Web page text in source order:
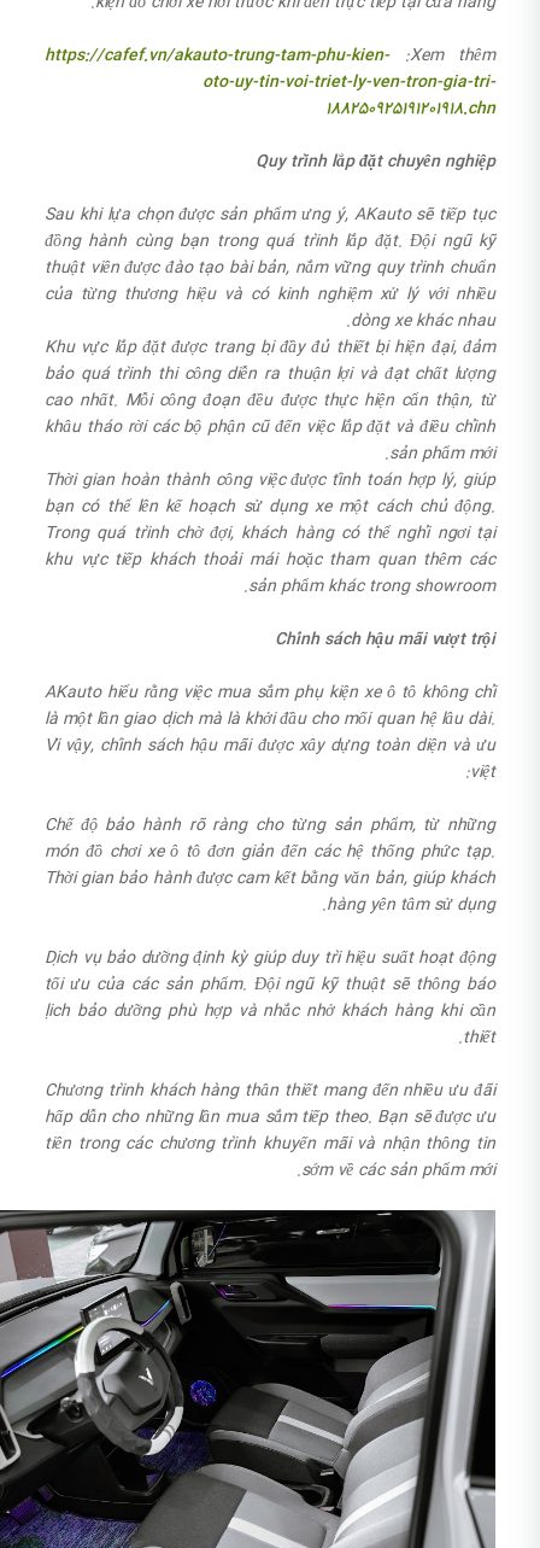
Xem thêm:
https://cafef.vn/akauto-trung-tam-phu-kien-
oto-uy-tin-voi-triet-ly-ven-tron-gia-tri-
188250925191201918.chn
Quy trình lắp đặt chuyên nghiệp
Sau khi lựa chọn được sản phẩm ưng ý, AKauto sẽ tiếp tục
đồng hành cùng bạn trong quá trình lắp đặt. Đội ngũ kỹ
thuật viên được đào tạo bài bản, nắm vững quy trình chuẩn
của từng thương hiệu và có kinh nghiệm xử lý với nhiều
dòng xe khác nhau.
Khu vực lắp đặt được trang bị đầy đủ thiết bị hiện đại, đảm
bảo quá trình thi công diễn ra thuận lợi và đạt chất lượng
cao nhất. Mỗi công đoạn đều được thực hiện cẩn thận, từ
khâu tháo rời các bộ phận cũ đến việc lắp đặt và điều chỉnh
sản phẩm mới.
Thời gian hoàn thành công việc được tính toán hợp lý, giúp
bạn có thể lên kế hoạch sử dụng xe một cách chủ động.
Trong quá trình chờ đợi, khách hàng có thể nghỉ ngơi tại
khu vực tiếp khách thoải mái hoặc tham quan thêm các
sản phẩm khác trong showroom.
Chính sách hậu mãi vượt trội
AKauto hiểu rằng việc mua sắm phụ kiện xe ô tô không chỉ
là một lần giao dịch mà là khởi đầu cho mối quan hệ lâu dài.
Vì vậy, chính sách hậu mãi được xây dựng toàn diện và ưu
việt:
Chế độ bảo hành rõ ràng cho từng sản phẩm, từ những
món đồ chơi xe ô tô đơn giản đến các hệ thống phức tạp.
Thời gian bảo hành được cam kết bằng văn bản, giúp khách
hàng yên tâm sử dụng.
Dịch vụ bảo dưỡng định kỳ giúp duy trì hiệu suất hoạt động
tối ưu của các sản phẩm. Đội ngũ kỹ thuật sẽ thông báo
lịch bảo dưỡng phù hợp và nhắc nhở khách hàng khi cần
thiết.
Chương trình khách hàng thân thiết mang đến nhiều ưu đãi
hấp dẫn cho những lần mua sắm tiếp theo. Bạn sẽ được ưu
tiên trong các chương trình khuyến mãi và nhận thông tin
sớm về các sản phẩm mới.